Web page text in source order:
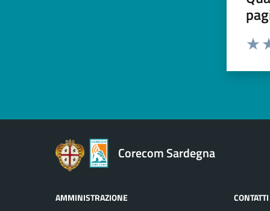
Corecom Sardegna
AMMINISTRAZIONE CONTATTI